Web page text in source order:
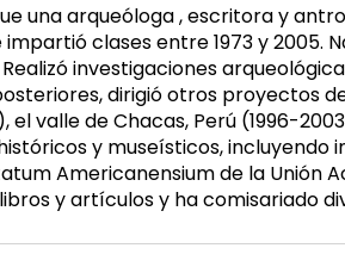
una arqueóloga , escritora y
clases entre 1973 y 2005.
investigaciones
dirigió otros proyectos
valle de Chacas, Perú (1996-
y museísticos, incluyendo
Americanensium de la Unión
y artículos y ha comisariado